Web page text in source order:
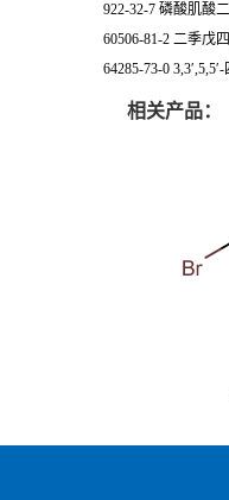
922-32-7 磷酸肌酸
60506-81-2 二季戊
64285-73-0
相关产品：